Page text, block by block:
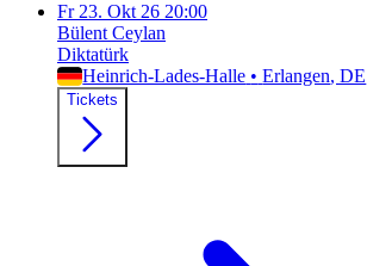
Fr 23. Okt 26 20:00
Bülent Ceylan
Diktatürk
Heinrich-Lades-Halle • Erlangen, DE
Tickets